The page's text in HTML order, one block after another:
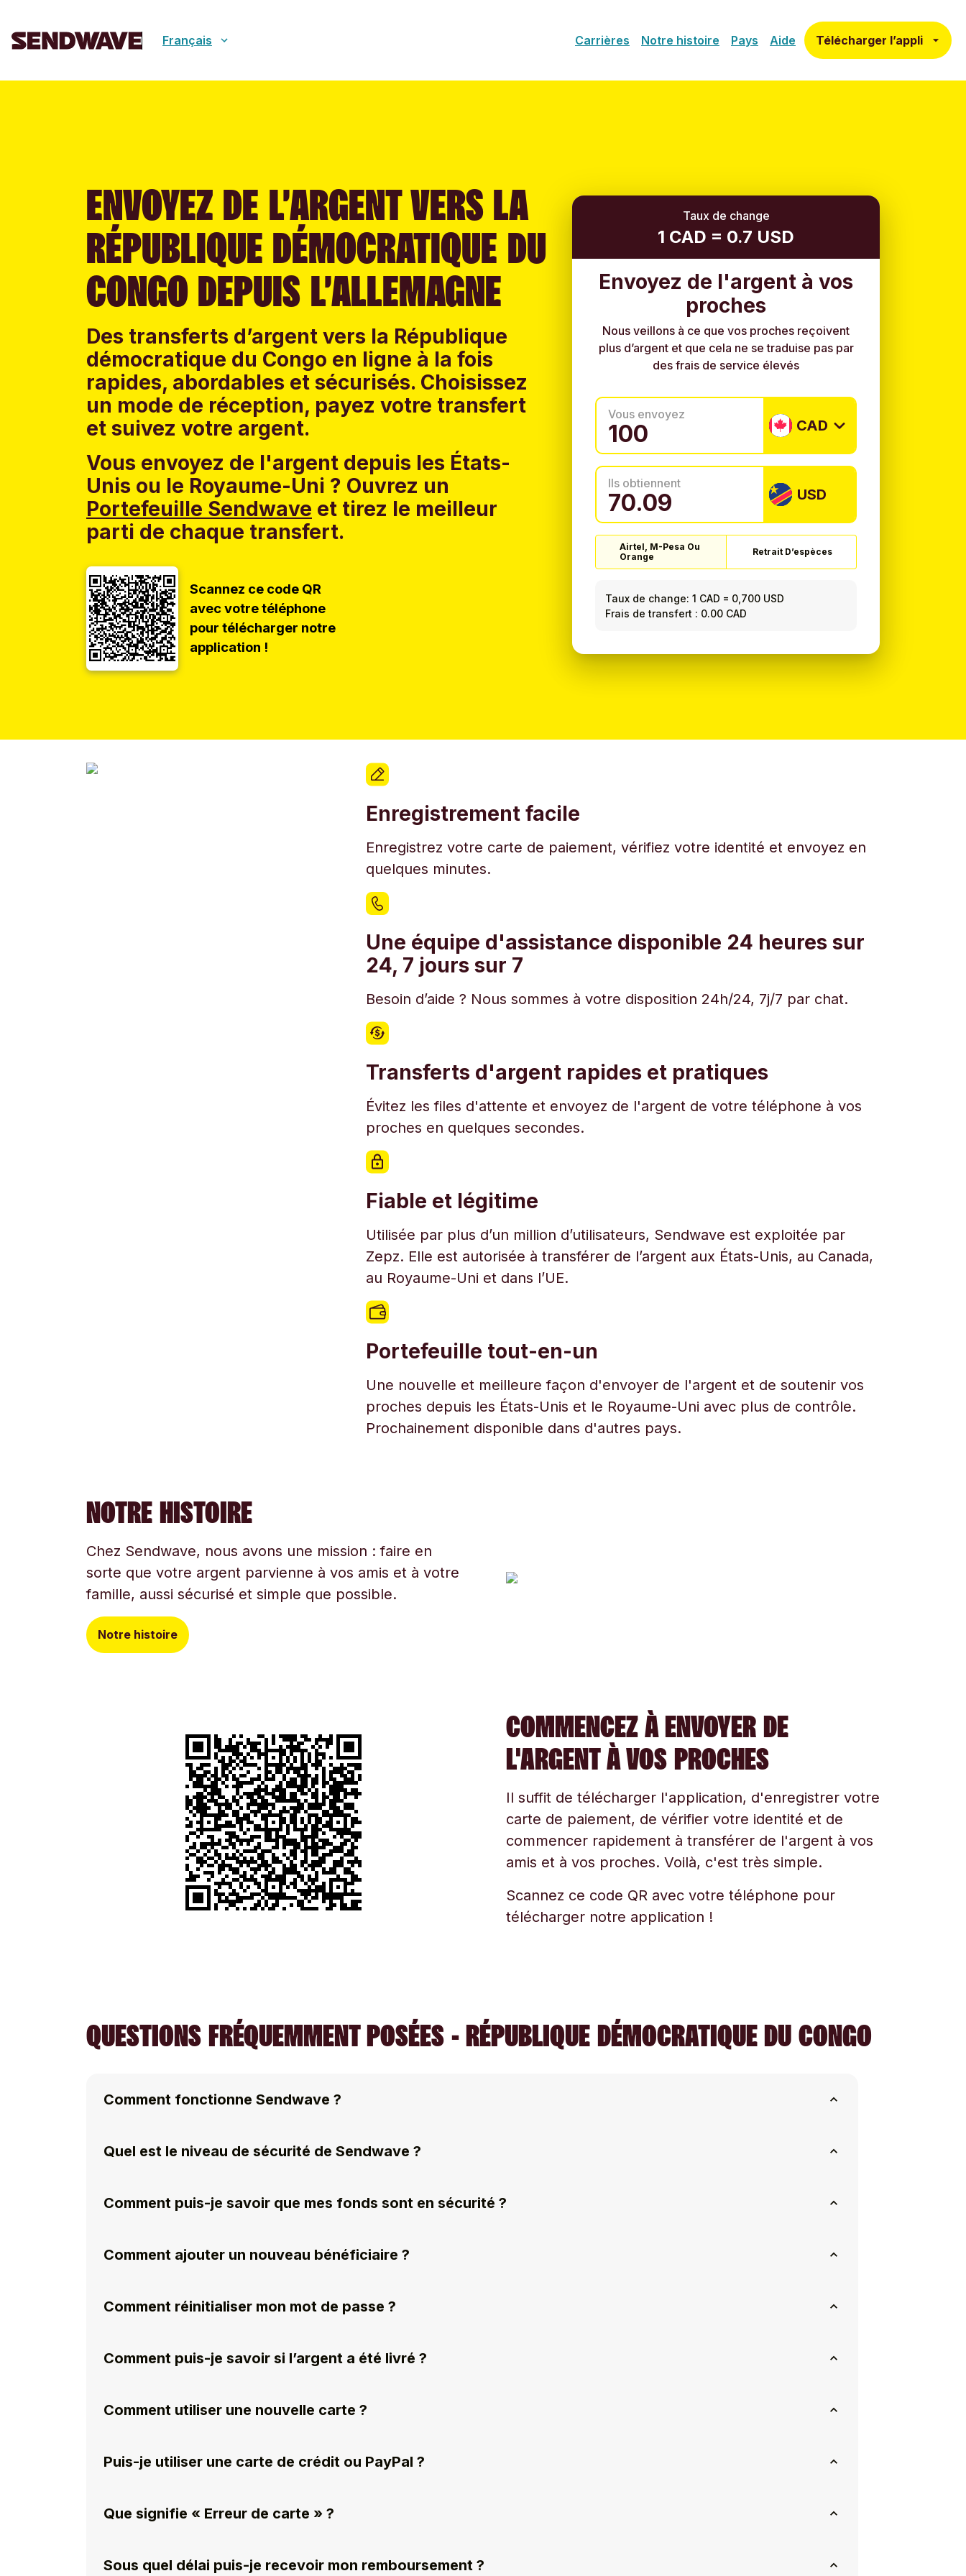
Français Carrières Notre histoire Pays Aide Télécharger l’appli
ENVOYEZ DE L’ARGENT VERS LA
RÉPUBLIQUE DÉMOCRATIQUE DU
CONGO DEPUIS L’ALLEMAGNE
Des transferts d’argent vers la République
démocratique du Congo en ligne à la fois
rapides, abordables et sécurisés. Choisissez
un mode de réception, payez votre transfert
et suivez votre argent.
Vous envoyez de l'argent depuis les États-
Unis ou le Royaume-Uni ? Ouvrez un
Portefeuille Sendwave et tirez le meilleur
parti de chaque transfert.
Scannez ce code QR
avec votre téléphone
pour télécharger notre
application !
Taux de change
1 CAD = 0.7 USD
Envoyez de l'argent à vos
proches
Nous veillons à ce que vos proches reçoivent
plus d’argent et que cela ne se traduise pas par
des frais de service élevés
Vous envoyez
CAD
Ils obtiennent
USD
Airtel, M-Pesa Ou
Orange
Retrait D’espèces
Taux de change: 1 CAD = 0,700 USD
Frais de transfert : 0.00 CAD
Enregistrement facile
Enregistrez votre carte de paiement, vérifiez votre identité et envoyez en
quelques minutes.
Une équipe d'assistance disponible 24 heures sur
24, 7 jours sur 7
Besoin d’aide ? Nous sommes à votre disposition 24h/24, 7j/7 par chat.
Transferts d'argent rapides et pratiques
Évitez les files d'attente et envoyez de l'argent de votre téléphone à vos
proches en quelques secondes.
Fiable et légitime
Utilisée par plus d’un million d’utilisateurs, Sendwave est exploitée par
Zepz. Elle est autorisée à transférer de l’argent aux États-Unis, au Canada,
au Royaume-Uni et dans l’UE.
Portefeuille tout-en-un
Une nouvelle et meilleure façon d'envoyer de l'argent et de soutenir vos
proches depuis les États-Unis et le Royaume-Uni avec plus de contrôle.
Prochainement disponible dans d'autres pays.
NOTRE HISTOIRE
Chez Sendwave, nous avons une mission : faire en
sorte que votre argent parvienne à vos amis et à votre
famille, aussi sécurisé et simple que possible.
Notre histoire
COMMENCEZ À ENVOYER DE
L'ARGENT À VOS PROCHES
Il suffit de télécharger l'application, d'enregistrer votre
carte de paiement, de vérifier votre identité et de
commencer rapidement à transférer de l'argent à vos
amis et à vos proches. Voilà, c'est très simple.
Scannez ce code QR avec votre téléphone pour
télécharger notre application !
QUESTIONS FRÉQUEMMENT POSÉES - RÉPUBLIQUE DÉMOCRATIQUE DU CONGO
Comment fonctionne Sendwave ?
Quel est le niveau de sécurité de Sendwave ?
Comment puis-je savoir que mes fonds sont en sécurité ?
Comment ajouter un nouveau bénéficiaire ?
Comment réinitialiser mon mot de passe ?
Comment puis-je savoir si l’argent a été livré ?
Comment utiliser une nouvelle carte ?
Puis-je utiliser une carte de crédit ou PayPal ?
Que signifie « Erreur de carte » ?
Sous quel délai puis-je recevoir mon remboursement ?